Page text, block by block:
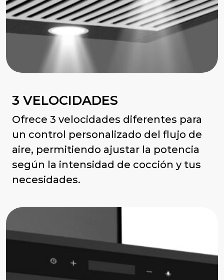
3 VELOCIDADES
Ofrece 3 velocidades diferentes para
un control personalizado del flujo de
aire, permitiendo ajustar la potencia
según la intensidad de cocción y tus
necesidades.